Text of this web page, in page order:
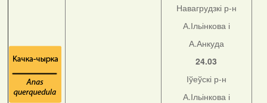
Навагрудзкі р-н
А.Ільінкова і
А.Анкуда
24.03
Іўеўскі р-н
А.Ільінкова і